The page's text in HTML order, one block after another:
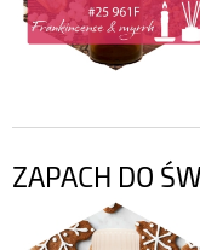
ZAPACH DO